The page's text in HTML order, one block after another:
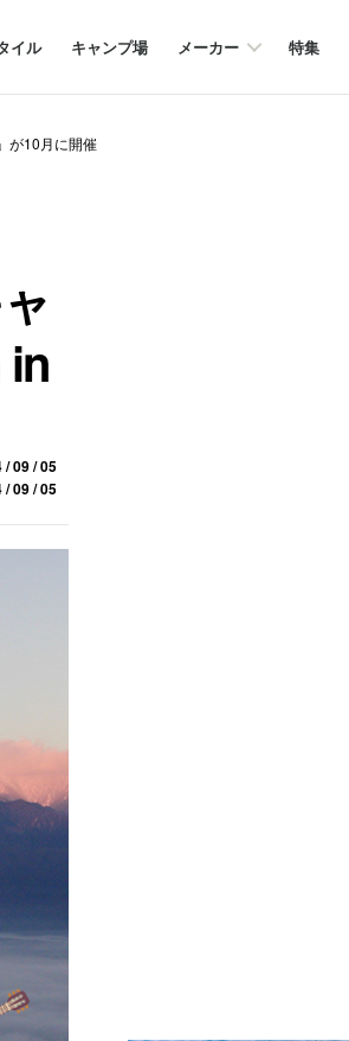
イル キャンプ場 メーカー 特集
が10月に開催
in
/ 09 / 05
/ 09 / 05